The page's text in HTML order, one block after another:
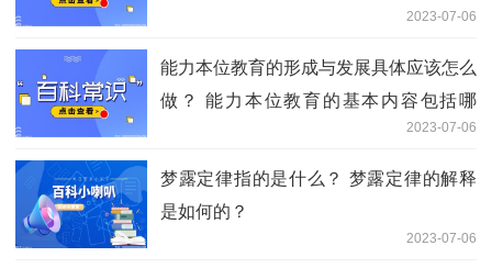
2023-07-06
能力本位教育的形成与发展具体应该怎么
做？ 能力本位教育的基本内容包括哪
2023-07-06
梦露定律指的是什么？ 梦露定律的解释
是如何的？
2023-07-06